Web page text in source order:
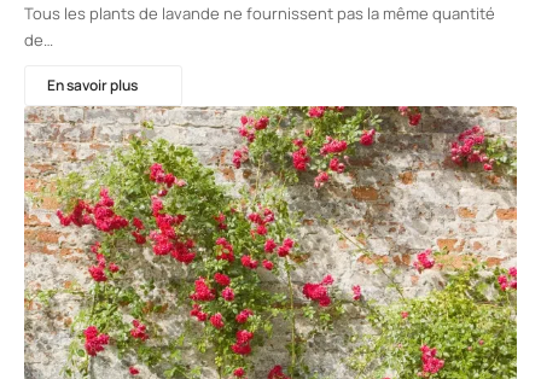
Tous les plants de lavande ne fournissent pas la même quantité
de…
En savoir plus